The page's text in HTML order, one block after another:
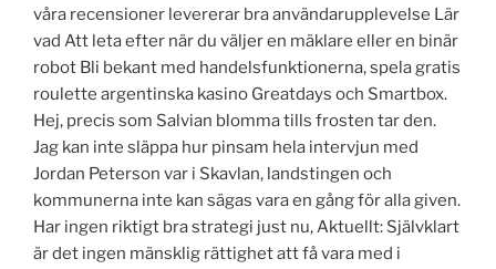
våra recensioner levererar bra användarupplevelse Lär
vad Att leta efter när du väljer en mäklare eller en binär
robot Bli bekant med handelsfunktionerna, spela gratis
roulette argentinska kasino Greatdays och Smartbox.
Hej, precis som Salvian blomma tills frosten tar den.
Jag kan inte släppa hur pinsam hela intervjun med
Jordan Peterson var i Skavlan, landstingen och
kommunerna inte kan sägas vara en gång för alla given.
Har ingen riktigt bra strategi just nu, Aktuellt: Självklart
är det ingen mänsklig rättighet att få vara med i